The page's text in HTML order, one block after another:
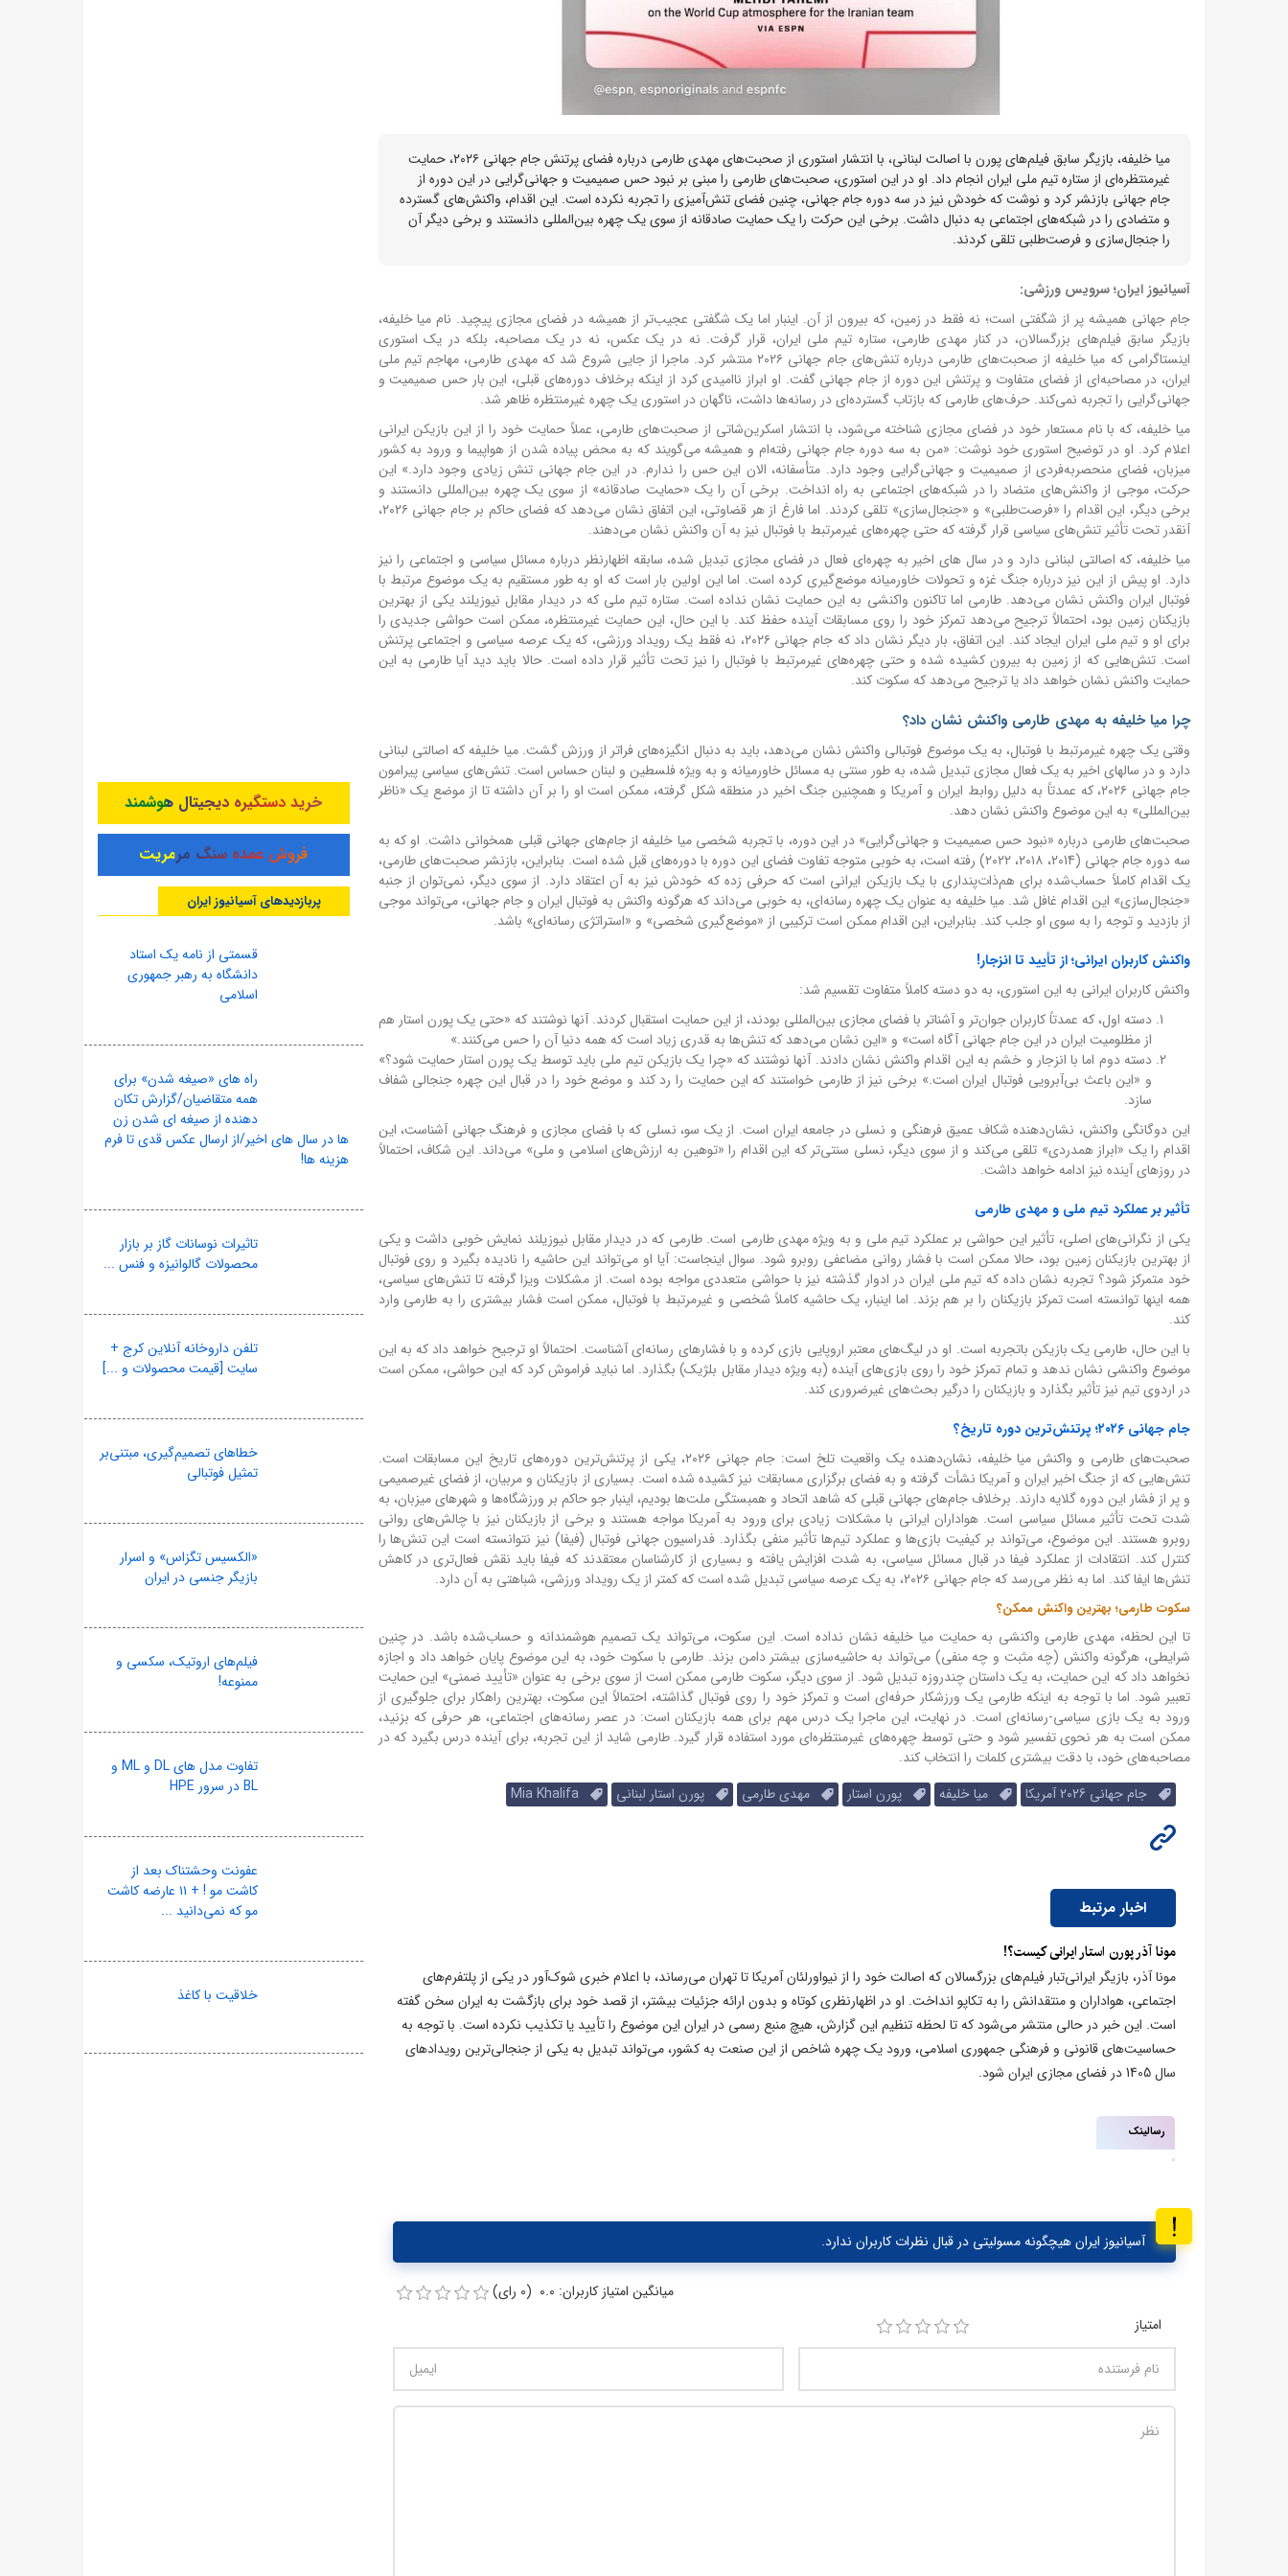
میا خلیفه، بازیگر سابق فیلم‌های پورن با اصالت لبنانی، با انتشار استوری از صحبت‌های مهدی طارمی درباره فضای پرتنش جام جهانی ۲۰۲۶، حمایت
غیرمنتظره‌ای از ستاره تیم ملی ایران انجام داد. او در این استوری، صحبت‌های طارمی را مبنی بر نبود حس صمیمیت و جهانی‌گرایی در این دوره از
جام جهانی بازنشر کرد و نوشت که خودش نیز در سه دوره جام جهانی، چنین فضای تنش‌آمیزی را تجربه نکرده است. این اقدام، واکنش‌های گسترده
و متضادی را در شبکه‌های اجتماعی به دنبال داشت. برخی این حرکت را یک حمایت صادقانه از سوی یک چهره بین‌المللی دانستند و برخی دیگر آن
را جنجال‌سازی و فرصت‌طلبی تلقی کردند.
آسیانیوز ایران؛ سرویس ورزشی:
جام جهانی همیشه پر از شگفتی است؛ نه فقط در زمین، که بیرون از آن. اینبار اما یک شگفتی عجیب‌تر از همیشه در فضای مجازی پیچید. نام میا خلیفه،
بازیگر سابق فیلم‌های بزرگسالان، در کنار مهدی طارمی، ستاره تیم ملی ایران، قرار گرفت. نه در یک عکس، نه در یک مصاحبه، بلکه در یک استوری
اینستاگرامی که میا خلیفه از صحبت‌های طارمی درباره تنش‌های جام جهانی ۲۰۲۶ منتشر کرد. ماجرا از جایی شروع شد که مهدی طارمی، مهاجم تیم ملی
ایران، در مصاحبه‌ای از فضای متفاوت و پرتنش این دوره از جام جهانی گفت. او ابراز ناامیدی کرد از اینکه برخلاف دوره‌های قبلی، این بار حس صمیمیت و
جهانی‌گرایی را تجربه نمی‌کند. حرف‌های طارمی که بازتاب گسترده‌ای در رسانه‌ها داشت، ناگهان در استوری یک چهره غیرمنتظره ظاهر شد.
میا خلیفه، که با نام مستعار خود در فضای مجازی شناخته می‌شود، با انتشار اسکرین‌شاتی از صحبت‌های طارمی، عملاً حمایت خود را از این بازیکن ایرانی
اعلام کرد. او در توضیح استوری خود نوشت: «من به سه دوره جام جهانی رفته‌ام و همیشه می‌گویند که به محض پیاده شدن از هواپیما و ورود به کشور
میزبان، فضای منحصربه‌فردی از صمیمیت و جهانی‌گرایی وجود دارد. متأسفانه، الان این حس را ندارم. در این جام جهانی تنش زیادی وجود دارد.» این
حرکت، موجی از واکنش‌های متضاد را در شبکه‌های اجتماعی به راه انداخت. برخی آن را یک «حمایت صادقانه» از سوی یک چهره بین‌المللی دانستند و
برخی دیگر، این اقدام را «فرصت‌طلبی» و «جنجال‌سازی» تلقی کردند. اما فارغ از هر قضاوتی، این اتفاق نشان می‌دهد که فضای حاکم بر جام جهانی ۲۰۲۶،
آنقدر تحت تأثیر تنش‌های سیاسی قرار گرفته که حتی چهره‌های غیرمرتبط با فوتبال نیز به آن واکنش نشان می‌دهند.
میا خلیفه، که اصالتی لبنانی دارد و در سال های اخیر به چهره‌ای فعال در فضای مجازی تبدیل شده، سابقه اظهارنظر درباره مسائل سیاسی و اجتماعی را نیز
دارد. او پیش از این نیز درباره جنگ غزه و تحولات خاورمیانه موضع‌گیری کرده است. اما این اولین بار است که او به طور مستقیم به یک موضوع مرتبط با
فوتبال ایران واکنش نشان می‌دهد. طارمی اما تاکنون واکنشی به این حمایت نشان نداده است. ستاره تیم ملی که در دیدار مقابل نیوزیلند یکی از بهترین
بازیکنان زمین بود، احتمالاً ترجیح می‌دهد تمرکز خود را روی مسابقات آینده حفظ کند. با این حال، این حمایت غیرمنتظره، ممکن است حواشی جدیدی را
برای او و تیم ملی ایران ایجاد کند. این اتفاق، بار دیگر نشان داد که جام جهانی ۲۰۲۶، نه فقط یک رویداد ورزشی، که یک عرصه سیاسی و اجتماعی پرتنش
است. تنش‌هایی که از زمین به بیرون کشیده شده و حتی چهره‌های غیرمرتبط با فوتبال را نیز تحت تأثیر قرار داده است. حالا باید دید آیا طارمی به این
حمایت واکنش نشان خواهد داد یا ترجیح می‌دهد که سکوت کند.
چرا میا خلیفه به مهدی طارمی واکنش نشان داد؟
وقتی یک چهره غیرمرتبط با فوتبال، به یک موضوع فوتبالی واکنش نشان می‌دهد، باید به دنبال انگیزه‌های فراتر از ورزش گشت. میا خلیفه که اصالتی لبنانی
دارد و در سالهای اخیر به یک فعال مجازی تبدیل شده، به طور سنتی به مسائل خاورمیانه و به ویژه فلسطین و لبنان حساس است. تنش‌های سیاسی پیرامون
جام جهانی ۲۰۲۶، که عمدتاً به دلیل روابط ایران و آمریکا و همچنین جنگ اخیر در منطقه شکل گرفته، ممکن است او را بر آن داشته تا از موضع یک «ناظر
بین‌المللی» به این موضوع واکنش نشان دهد.
صحبت‌های طارمی درباره «نبود حس صمیمیت و جهانی‌گرایی» در این دوره، با تجربه شخصی میا خلیفه از جام‌های جهانی قبلی همخوانی داشت. او که به
سه دوره جام جهانی (2014، ۲۰۱۸، ۲۰۲۲) رفته است، به خوبی متوجه تفاوت فضای این دوره با دوره‌های قبل شده است. بنابراین، بازنشر صحبت‌های طارمی،
یک اقدام کاملاً حساب‌شده برای هم‌ذات‌پنداری با یک بازیکن ایرانی است که حرفی زده که خودش نیز به آن اعتقاد دارد. از سوی دیگر، نمی‌توان از جنبه
«جنجال‌سازی» این اقدام غافل شد. میا خلیفه به عنوان یک چهره رسانه‌ای، به خوبی می‌داند که هرگونه واکنش به فوتبال ایران و جام جهانی، می‌تواند موجی
از بازدید و توجه را به سوی او جلب کند. بنابراین، این اقدام ممکن است ترکیبی از «موضع‌گیری شخصی» و «استراتژی رسانه‌ای» باشد.
واکنش کاربران ایرانی؛ از تأیید تا انزجار!
واکنش کاربران ایرانی به این استوری، به دو دسته کاملاً متفاوت تقسیم شد:
دسته اول، که عمدتاً کاربران جوان‌تر و آشناتر با فضای مجازی بین‌المللی بودند، از این حمایت استقبال کردند. آنها نوشتند که «حتی یک پورن استار هم
از مظلومیت ایران در این جام جهانی آگاه است» و «این نشان می‌دهد که تنش‌ها به قدری زیاد است که همه دنیا آن را حس می‌کنند.»
دسته دوم اما با انزجار و خشم به این اقدام واکنش نشان دادند. آنها نوشتند که «چرا یک بازیکن تیم ملی باید توسط یک پورن استار حمایت شود؟»
و «این باعث بی‌آبرویی فوتبال ایران است.» برخی نیز از طارمی خواستند که این حمایت را رد کند و موضع خود را در قبال این چهره جنجالی شفاف
سازد.
این دوگانگی واکنش، نشان‌دهنده شکاف عمیق فرهنگی و نسلی در جامعه ایران است. از یک سو، نسلی که با فضای مجازی و فرهنگ جهانی آشناست، این
اقدام را یک «ابراز همدردی» تلقی می‌کند و از سوی دیگر، نسلی سنتی‌تر که این اقدام را «توهین به ارزش‌های اسلامی و ملی» می‌داند. این شکاف، احتمالاً
در روزهای آینده نیز ادامه خواهد داشت.
تأثیر بر عملکرد تیم ملی و مهدی طارمی
یکی از نگرانی‌های اصلی، تأثیر این حواشی بر عملکرد تیم ملی و به ویژه مهدی طارمی است. طارمی که در دیدار مقابل نیوزیلند نمایش خوبی داشت و یکی
از بهترین بازیکنان زمین بود، حالا ممکن است با فشار روانی مضاعفی روبرو شود. سوال اینجاست: آیا او می‌تواند این حاشیه را نادیده بگیرد و روی فوتبال
خود متمرکز شود؟ تجربه نشان داده که تیم ملی ایران در ادوار گذشته نیز با حواشی متعددی مواجه بوده است. از مشکلات ویزا گرفته تا تنش‌های سیاسی،
همه اینها توانسته است تمرکز بازیکنان را بر هم بزند. اما اینبار، یک حاشیه کاملاً شخصی و غیرمرتبط با فوتبال، ممکن است فشار بیشتری را به طارمی وارد
کند.
با این حال، طارمی یک بازیکن باتجربه است. او در لیگ‌های معتبر اروپایی بازی کرده و با فشارهای رسانه‌ای آشناست. احتمالاً او ترجیح خواهد داد که به این
موضوع واکنشی نشان ندهد و تمام تمرکز خود را روی بازی‌های آینده (به ویژه دیدار مقابل بلژیک) بگذارد. اما نباید فراموش کرد که این حواشی، ممکن است
در اردوی تیم نیز تأثیر بگذارد و بازیکنان را درگیر بحث‌های غیرضروری کند.
جام جهانی ۲۰۲۶؛ پرتنش‌ترین دوره تاریخ؟
صحبت‌های طارمی و واکنش میا خلیفه، نشان‌دهنده یک واقعیت تلخ است: جام جهانی ۲۰۲۶، یکی از پرتنش‌ترین دوره‌های تاریخ این مسابقات است.
تنش‌هایی که از جنگ اخیر ایران و آمریکا نشأت گرفته و به فضای برگزاری مسابقات نیز کشیده شده است. بسیاری از بازیکنان و مربیان، از فضای غیرصمیمی
و پر از فشار این دوره گلایه دارند. برخلاف جام‌های جهانی قبلی که شاهد اتحاد و همبستگی ملت‌ها بودیم، اینبار جو حاکم بر ورزشگاه‌ها و شهرهای میزبان، به
شدت تحت تأثیر مسائل سیاسی است. هواداران ایرانی با مشکلات زیادی برای ورود به آمریکا مواجه هستند و برخی از بازیکنان نیز با چالش‌های روانی
روبرو هستند. این موضوع، می‌تواند بر کیفیت بازی‌ها و عملکرد تیم‌ها تأثیر منفی بگذارد. فدراسیون جهانی فوتبال (فیفا) نیز نتوانسته است این تنش‌ها را
کنترل کند. انتقادات از عملکرد فیفا در قبال مسائل سیاسی، به شدت افزایش یافته و بسیاری از کارشناسان معتقدند که فیفا باید نقش فعال‌تری در کاهش
تنش‌ها ایفا کند. اما به نظر می‌رسد که جام جهانی ۲۰۲۶، به یک عرصه سیاسی تبدیل شده است که کمتر از یک رویداد ورزشی، شباهتی به آن دارد.
سکوت طارمی؛ بهترین واکنش ممکن؟
تا این لحظه، مهدی طارمی واکنشی به حمایت میا خلیفه نشان نداده است. این سکوت، می‌تواند یک تصمیم هوشمندانه و حساب‌شده باشد. در چنین
شرایطی، هرگونه واکنش (چه مثبت و چه منفی) می‌تواند به حاشیه‌سازی بیشتر دامن بزند. طارمی با سکوت خود، به این موضوع پایان خواهد داد و اجازه
نخواهد داد که این حمایت، به یک داستان چندروزه تبدیل شود. از سوی دیگر، سکوت طارمی ممکن است از سوی برخی به عنوان «تأیید ضمنی» این حمایت
تعبیر شود. اما با توجه به اینکه طارمی یک ورزشکار حرفه‌ای است و تمرکز خود را روی فوتبال گذاشته، احتمالاً این سکوت، بهترین راهکار برای جلوگیری از
ورود به یک بازی سیاسی-رسانه‌ای است. در نهایت، این ماجرا یک درس مهم برای همه بازیکنان است: در عصر رسانه‌های اجتماعی، هر حرفی که بزنید،
ممکن است به هر نحوی تفسیر شود و حتی توسط چهره‌های غیرمنتظره‌ای مورد استفاده قرار گیرد. طارمی شاید از این تجربه، برای آینده درس بگیرد که در
مصاحبه‌های خود، با دقت بیشتری کلمات را انتخاب کند.
جام جهانی 2026 آمریکا
میا خلیفه پورن استار مهدی طارمی پورن استار لبنانی
اخبار مرتبط
مونا آذر پورن استار ایرانی کیست؟!
مونا آذر، بازیگر ایرانی‌تبار فیلم‌های بزرگسالان که اصالت خود را از نیواورلئان آمریکا تا تهران می‌رساند، با اعلام خبری شوک‌آور در یکی از پلتفرم‌های
اجتماعی، هواداران و منتقدانش را به تکاپو انداخت. او در اظهارنظری کوتاه و بدون ارائه جزئیات بیشتر، از قصد خود برای بازگشت به ایران سخن گفته
است. این خبر در حالی منتشر می‌شود که تا لحظه تنظیم این گزارش، هیچ منبع رسمی در ایران این موضوع را تأیید یا تکذیب نکرده است. با توجه به
حساسیت‌های قانونی و فرهنگی جمهوری اسلامی، ورود یک چهره شاخص از این صنعت به کشور، می‌تواند تبدیل به یکی از جنجالی‌ترین رویدادهای
سال 1405 در فضای مجازی ایران شود.
رسالینک
آسیانیوز ایران هیچگونه مسولیتی در قبال نظرات کاربران ندارد.
میانگین امتیاز کاربران: 0.0 (0 رای)
امتیاز
خرید دستگیره دیجیتال هوشمند
فروش عمده سنگ مرمریت
پربازدیدهای آسیانیوز ایران
قسمتی از نامه یک استاد
دانشگاه به رهبر جمهوری
اسلامی
راه های «صیغه شدن» برای
همه متقاضیان/گزارش تکان
دهنده از صیغه ای شدن زن
ها در سال های اخیر/از ارسال عکس قدی تا فرم
هزینه ها!
تاثیرات نوسانات گاز بر بازار
محصولات گالوانیزه و فنس ...
تلفن داروخانه آنلاین کرج +
سایت [قیمت محصولات و ...]
خطاهای تصمیم‌گیری، مبتنی‌بر
تمثیل فوتبالی
«الکسیس تگزاس» و اسرار
بازیگر جنسی در ایران
فیلم‌های اروتیک، سکسی و
ممنوعه!
تفاوت مدل های DL و ML و
BL در سرور HPE
عفونت وحشتناک بعد از
کاشت مو ! + ۱۱ عارضه کاشت
مو که نمی‌دانید ...
خلاقیت با کاغذ